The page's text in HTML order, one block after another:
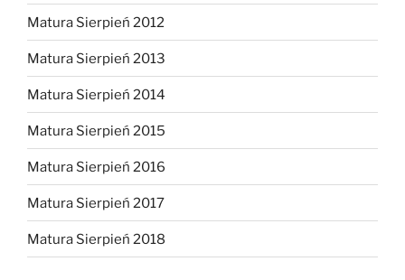
Matura Sierpień 2012
Matura Sierpień 2013
Matura Sierpień 2014
Matura Sierpień 2015
Matura Sierpień 2016
Matura Sierpień 2017
Matura Sierpień 2018